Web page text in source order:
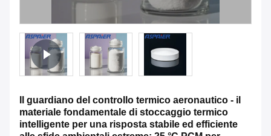
Il guardiano del controllo termico aeronautico - il
materiale fondamentale di stoccaggio termico
intelligente per una risposta stabile ed efficiente